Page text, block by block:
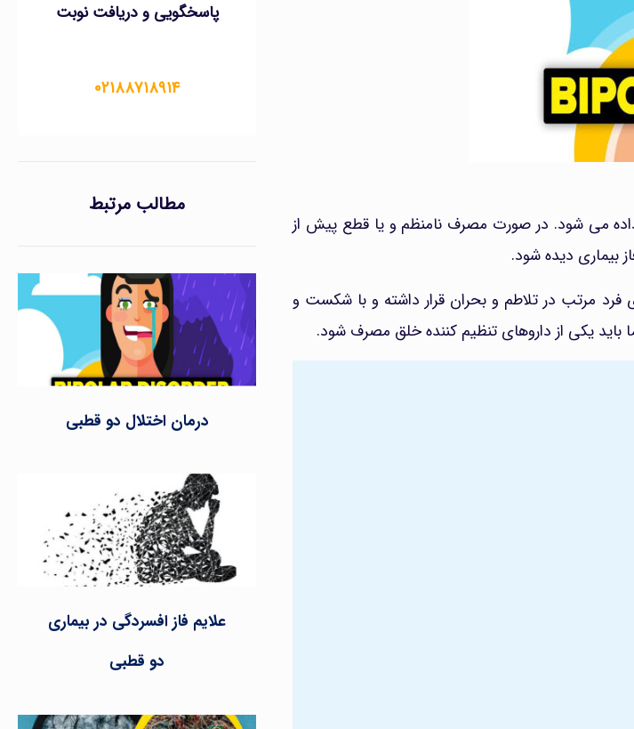
می شود. در صورت مصرف نامنظم و یا قطع پیش از
بیماری دیده شود.
مرتب در تلاطم و بحران قرار داشته و با شکست و
باید یکی از داروهای تنظیم کننده خلق مصرف شود.
پاسخگویی و دریافت نوبت
۰۲۱۸۸۷۱۸۹۱۴
مطالب مرتبط
درمان اختلال دو قطبی
علایم فاز افسردگی در بیماری
دو قطبی